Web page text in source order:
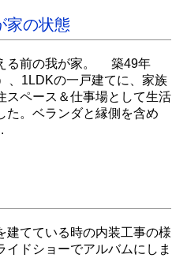
家の状態
る前の我が家。 築49年
、1LDKの一戸建てに、家族
スペース＆仕事場として生活
た。ベランダと縁側を含め
てている時の内装工事の様
イドショーでアルバムにしま